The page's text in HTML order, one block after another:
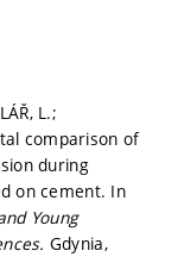
L.;
comparison of
during
on cement. In
Young
Gdynia,